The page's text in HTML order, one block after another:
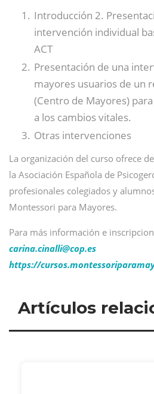
Introducción 2.
intervención individual
ACT
Presentación de una
mayores usuarios de un
(Centro de Mayores)
a los cambios vitales.
Otras intervenciones
La organización del curso ofrece
la Asociación Española de
profesionales colegiados y
Montessori para Mayores.
Para más información e
carina.cinalli@cop.es
https://
Artículos